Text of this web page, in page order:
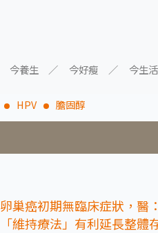
今養生 今好瘦 今生活
HPV 膽固醇
卵巢癌初期無臨床症狀，醫
「維持療法」有利延長整體